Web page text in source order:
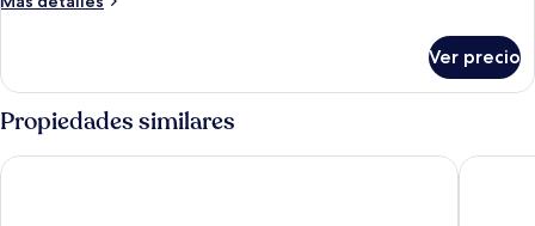
básica
Ver precio
Propiedades similares
La Estancia Busuanga Resort